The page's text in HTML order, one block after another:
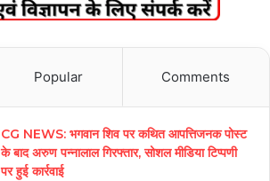
Popular Comments
CG NEWS: भगवान शिव पर कथित आपत्तिजनक पोस्ट
के बाद अरुण पन्नालाल गिरफ्तार, सोशल मीडिया टिप्पणी
पर हुई कार्रवाई